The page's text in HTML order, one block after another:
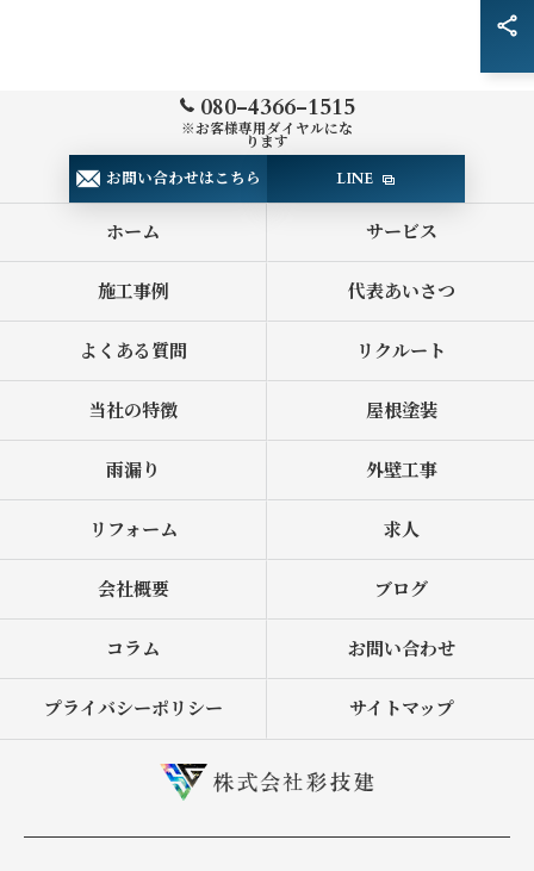
080-4366-1515
※お客様専用ダイヤルにな
ります
お問い合わせはこちら LINE
ホーム サービス
施工事例 代表あいさつ
よくある質問 リクルート
当社の特徴 屋根塗装
雨漏り 外壁工事
リフォーム 求人
会社概要 ブログ
コラム お問い合わせ
プライバシーポリシー サイトマップ